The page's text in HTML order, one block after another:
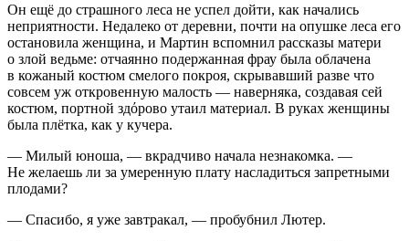
Он ещё до страшного леса не успел дойти, как начались
неприятности. Недалеко от деревни, почти на опушке леса его
остановила женщина, и Мартин вспомнил рассказы матери
о злой ведьме: отчаянно подержанная фрау была облачена
в кожаный костюм смелого покроя, скрывавший разве что
совсем уж откровенную малость — наверняка, создавая сей
костюм, портной здόрово утаил материал. В руках женщины
была плётка, как у кучера.
— Милый юноша, — вкрадчиво начала незнакомка. —
Не желаешь ли за умеренную плату насладиться запретными
плодами?
— Спасибо, я уже завтракал, — пробубнил Лютер.